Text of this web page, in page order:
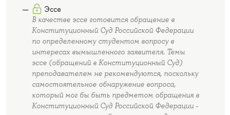
Эссе
В качестве эссе готовится обращение в
Конституционный Суд Российской Федерации
по определенному студентом вопросу в
интересах вымышленного заявителя. Темы
эссе (обращений в Конституционный Суд)
преподавателем не рекомендуются, поскольку
самостоятельное обнаружение вопроса,
который мог бы быть предметом обращения в
Конституционный Суд Российской Федерации -